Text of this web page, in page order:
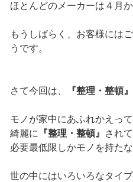
ほとんどのメーカーは４月か
もうしばらく、お客様には
うです。
さて今回は、 『整理・整頓』
モノが家中にあふれかえって
綺麗に
『整理・整頓』
され
必要最低限しかモノを持たな
世の中にはいろいろなタイ